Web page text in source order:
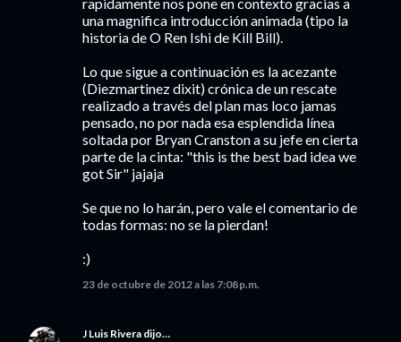
rapidamente nos pone en contexto gracias a
una magnifica introducción animada (tipo la
historia de O Ren Ishi de Kill Bill).
Lo que sigue a continuación es la acezante
(Diezmartinez dixit) crónica de un rescate
realizado a través del plan mas loco jamas
pensado, no por nada esa esplendida línea
soltada por Bryan Cranston a su jefe en cierta
parte de la cinta: "this is the best bad idea we
got Sir" jajaja
Se que no lo harán, pero vale el comentario de
todas formas: no se la pierdan!
:)
23 de octubre de 2012 a las 7:08 p.m.
J Luis Rivera dijo…